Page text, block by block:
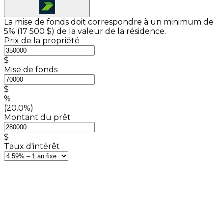
La mise de fonds doit correspondre à un minimum de
5% (17 500 $) de la valeur de la résidence.
Prix de la propriété
$
Mise de fonds
$
%
(20.0%)
Montant du prêt
$
Taux d'intérêt